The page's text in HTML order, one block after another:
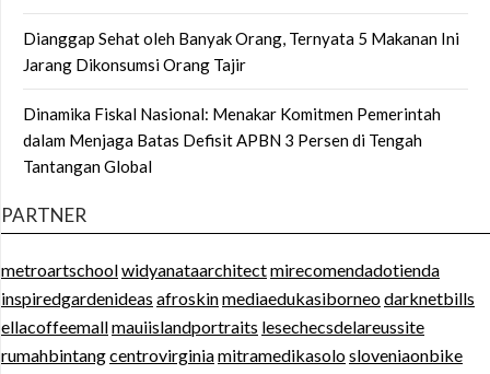
Dianggap Sehat oleh Banyak Orang, Ternyata 5 Makanan Ini
Jarang Dikonsumsi Orang Tajir
Dinamika Fiskal Nasional: Menakar Komitmen Pemerintah
dalam Menjaga Batas Defisit APBN 3 Persen di Tengah
Tantangan Global
PARTNER
metroartschoolwidyanataarchitectmirecomendadotienda
inspiredgardenideas afroskinmediaedukasiborneodarknetbills
ellacoffeemallmauiislandportraits lesechecsdelareussite
rumahbintangcentrovirginiamitramedikasolosloveniaonbike